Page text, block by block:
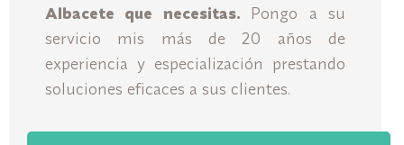
Albacete que necesitas. Pongo a su
servicio mis más de 20 años de
experiencia y especialización prestando
soluciones eficaces a sus clientes.